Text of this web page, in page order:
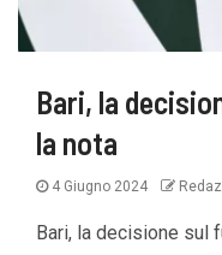
Bari, la
la nota
4 Giugno 2024
Bari, la decisione sul